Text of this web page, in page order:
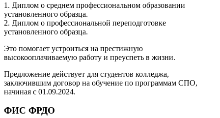
1. Диплом о среднем профессиональном образовании
установленного образца.
2. Диплом о профессиональной переподготовке
установленного образца.
Это помогает устроиться на престижную
высокооплачиваемую работу и преуспеть в жизни.
Предложение действует для студентов колледжа,
заключившим договор на обучение по программам СПО,
начиная с 01.09.2024.
ФИС ФРДО